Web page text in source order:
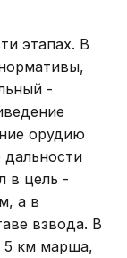
этапах. В
-
орудию
дальности
в цель -
а в
взвода. В
5 км марша,